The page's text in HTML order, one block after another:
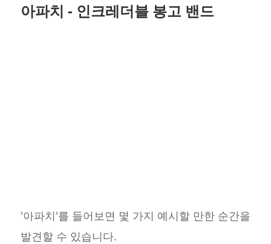
아파치 - 인크레더블 봉고 밴드
'아파치'를 들어보면 몇 가지 예시할 만한 순간을
발견할 수 있습니다.